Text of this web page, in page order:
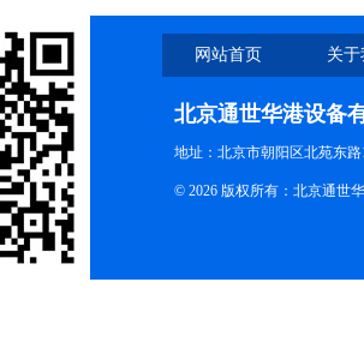
网站首页 关
北京通世华港设备
地址：北京市朝阳区北苑东路
© 2026 版权所有：北京通世